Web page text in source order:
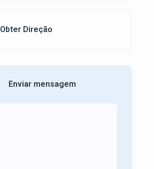
Obter Direção
Enviar mensagem